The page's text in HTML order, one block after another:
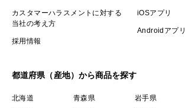
カスタマーハラスメントに対する
当社の考え方
採用情報
iOSアプリ
Androidアプリ
都道府県（産地）から商品を探す
北海道 青森県 岩手県